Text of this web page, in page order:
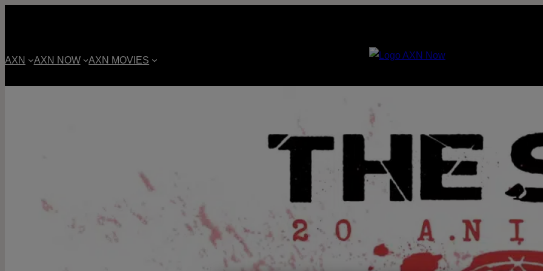
AXN AXN NOW AXN MOVIES